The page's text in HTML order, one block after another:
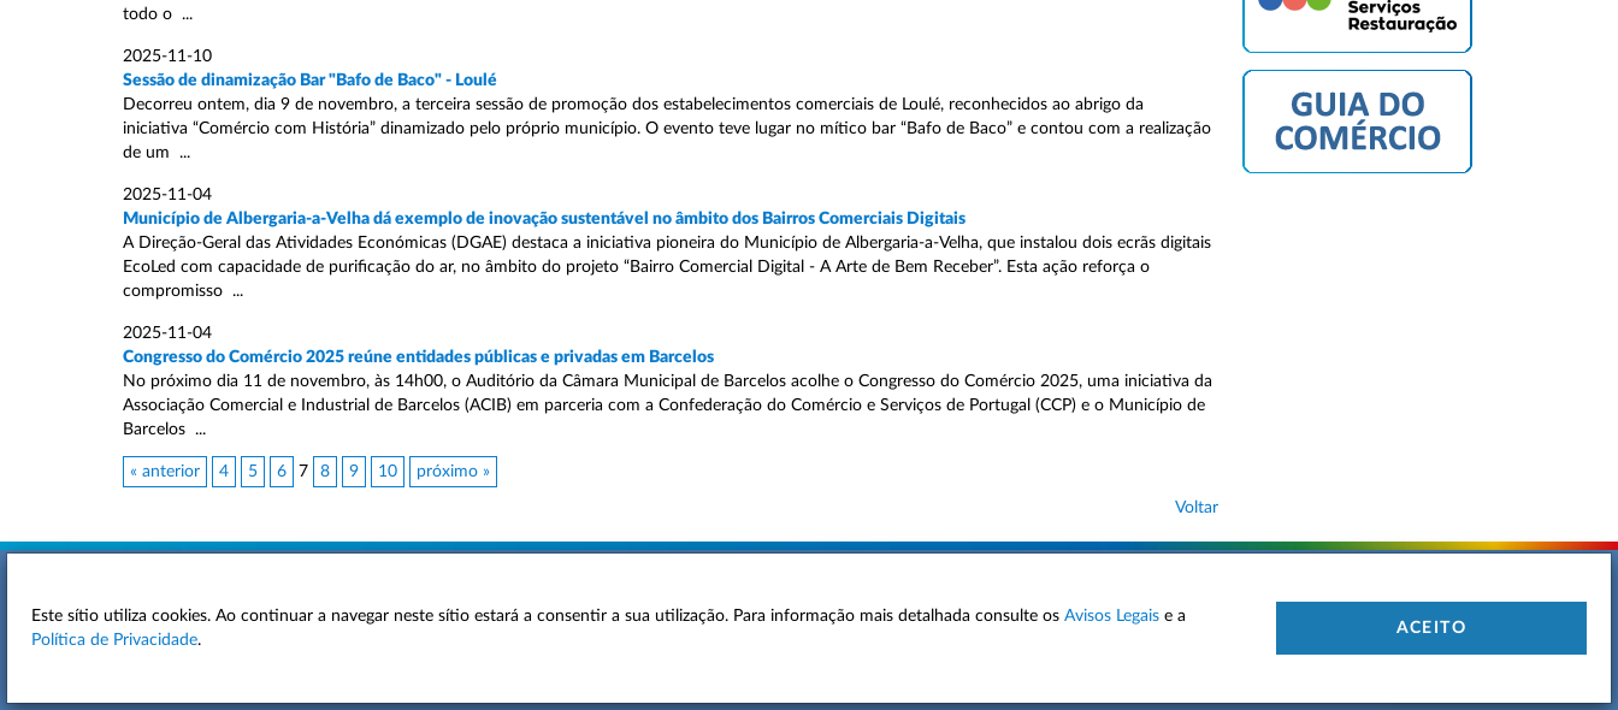
todo o ...
2025-11-10
Sessão de dinamização Bar "Bafo de Baco" - Loulé
Decorreu ontem, dia 9 de novembro, a terceira sessão de promoção dos estabelecimentos comerciais de Loulé, reconhecidos ao abrigo da
iniciativa “Comércio com História” dinamizado pelo próprio município. O evento teve lugar no mítico bar “Bafo de Baco” e contou com a realização
de um ...
2025-11-04
Município de Albergaria-a-Velha dá exemplo de inovação sustentável no âmbito dos Bairros Comerciais Digitais
A Direção-Geral das Atividades Económicas (DGAE) destaca a iniciativa pioneira do Município de Albergaria-a-Velha, que instalou dois ecrãs digitais
EcoLed com capacidade de purificação do ar, no âmbito do projeto “Bairro Comercial Digital - A Arte de Bem Receber”. Esta ação reforça o
compromisso ...
2025-11-04
Congresso do Comércio 2025 reúne entidades públicas e privadas em Barcelos
No próximo dia 11 de novembro, às 14h00, o Auditório da Câmara Municipal de Barcelos acolhe o Congresso do Comércio 2025, uma iniciativa da
Associação Comercial e Industrial de Barcelos (ACIB) em parceria com a Confederação do Comércio e Serviços de Portugal (CCP) e o Município de
Barcelos ...
« anterior 4 5 6 7 8 9 10 próximo »
Voltar
ACESSIBILIDADE POLÍTICA DE PRIVACIDADE CONTACTOS
Este sítio utiliza cookies. Ao continuar a navegar neste sítio estará a consentir a sua utilização. Para informação mais detalhada consulte os Avisos Legais e a
Política de Privacidade.
ACEITO